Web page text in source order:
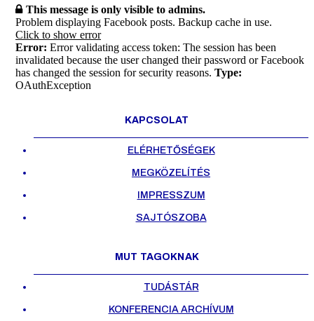
This message is only visible to admins.
Problem displaying Facebook posts. Backup cache in use.
Click to show error
Error: Error validating access token: The session has been
invalidated because the user changed their password or Facebook
has changed the session for security reasons. Type:
OAuthException
KAPCSOLAT
ELÉRHETŐSÉGEK
MEGKÖZELÍTÉS
IMPRESSZUM
SAJTÓSZOBA
MUT TAGOKNAK
TUDÁSTÁR
KONFERENCIA ARCHÍVUM